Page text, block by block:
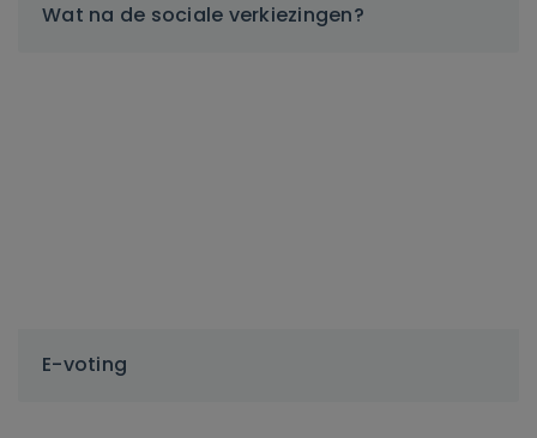
Wat na de sociale verkiezingen?
E-voting